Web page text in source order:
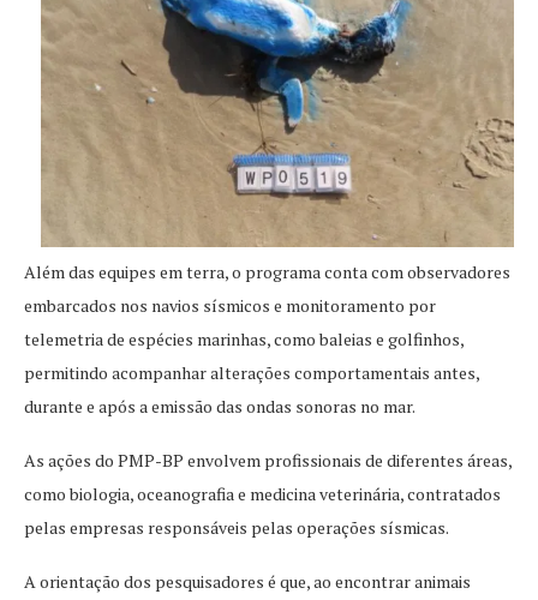
Além das equipes em terra, o programa conta com observadores
embarcados nos navios sísmicos e monitoramento por
telemetria de espécies marinhas, como baleias e golfinhos,
permitindo acompanhar alterações comportamentais antes,
durante e após a emissão das ondas sonoras no mar.
As ações do PMP-BP envolvem profissionais de diferentes áreas,
como biologia, oceanografia e medicina veterinária, contratados
pelas empresas responsáveis pelas operações sísmicas.
A orientação dos pesquisadores é que, ao encontrar animais